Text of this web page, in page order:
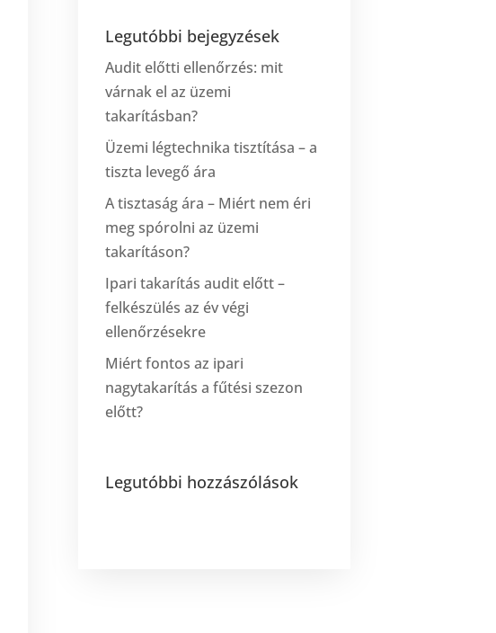
Legutóbbi bejegyzések
Audit előtti ellenőrzés: mit
várnak el az üzemi
takarításban?
Üzemi légtechnika tisztítása – a
tiszta levegő ára
A tisztaság ára – Miért nem éri
meg spórolni az üzemi
takarításon?
Ipari takarítás audit előtt –
felkészülés az év végi
ellenőrzésekre
Miért fontos az ipari
nagytakarítás a fűtési szezon
előtt?
Legutóbbi hozzászólások